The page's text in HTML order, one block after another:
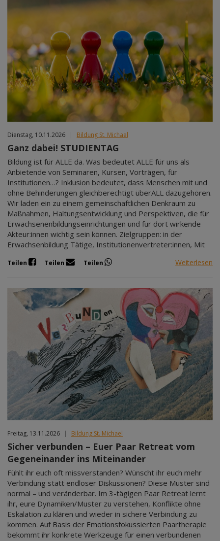
Dienstag, 10.11.2026 | Bildung St. Michael
Ganz dabei! STUDIENTAG
Bildung ist für ALLE da. Was bedeutet ALLE für uns als
Anbietende von Seminaren, Kursen, Vorträgen, für
Institutionen…? Inklusion bedeutet, dass Menschen mit und
ohne Behinderungen gleichberechtigt überALL dazugehören.
Wir laden ein zu einem gemeinschaftlichen Denkraum zu
Maßnahmen, Haltungsentwicklung und Perspektiven, die für
Erwachsenenbildungseinrichtungen und für dort wirkende
Akteur:innen wichtig sein können. Zielgruppen: in der
Erwachsenbildung Tätige, Institutionenvertreter:innen, Mit
Teilen Teilen Teilen Weiterlesen
Freitag, 13.11.2026 Bildung St. Michael
Sicher verbunden – Euer Paar Retreat vom
Gegeneinander ins Miteinander
Fühlt ihr euch oft missverstanden? Wünscht ihr euch mehr
Verbindung statt endloser Diskussionen? Diese Muster sind
normal – und veränderbar. Im 3-tägigen Paar Retreat lernt
ihr, eure Dynamiken/Muster zu verstehen, Konflikte ohne
Eskalation zu klären und wieder in sichere Verbindung zu
kommen. Auf Basis der Emotionsfokussierten Paartherapie
bekommt ihr konkrete Werkzeuge für einen verbundenen